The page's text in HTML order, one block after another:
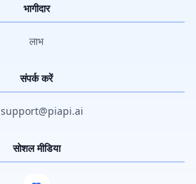
भागीदार
लाभ
संपर्क करें
support@piapi.ai
सोशल मीडिया